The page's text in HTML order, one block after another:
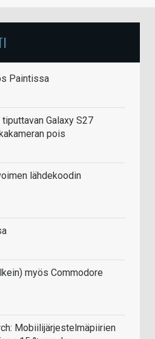
Paintissa
Galaxy S27
pois
lähdekoodin
myös Commodore
Mobiilijärjestelmäpiirien